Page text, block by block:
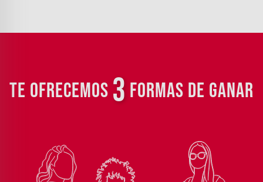
TE OFRECEMOS 3 FORMAS DE GANAR